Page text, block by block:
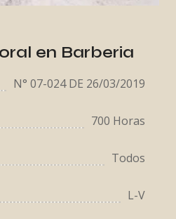
en Barberia
N° 07-024 DE 26/03/2019
700 Horas
Todos
L-V